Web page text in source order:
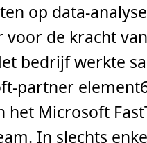
op data-
voor de kracht
bedrijf werkte
partner
het Microsoft
In slechts